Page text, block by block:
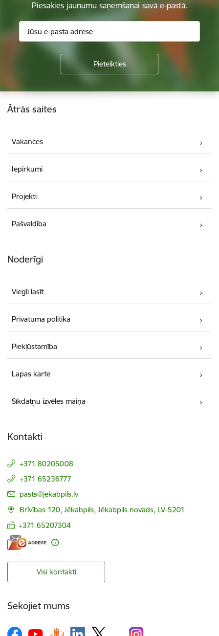
Piesakies jaunumu saņemšanai savā e-pastā.
Kājene
Ātrās saites
Vakances
Iepirkumi
Projekti
Pašvaldība
Noderīgi
Viegli lasīt
Privātuma politika
Piekļūstamība
Lapas karte
Sīkdatņu izvēles maiņa
Kontakti
+371 80205008
+371 65236777
E-pasts:
pasts@jekabpils.lv
Brīvības 120, Jēkabpils, Jēkabpils novads, LV-5201
+371 65207304
Visi kontakti
Sekojiet mums